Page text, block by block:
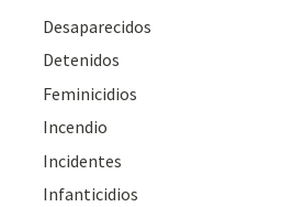
Desaparecidos
Detenidos
Feminicidios
Incendio
Incidentes
Infanticidios